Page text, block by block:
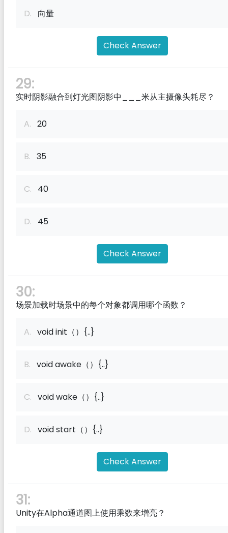
D. 向量
Check Answer
29:
实时阴影融合到灯光图阴影中___米从主摄像头耗尽？
A. 20
B. 35
C. 40
D. 45
Check Answer
30:
场景加载时场景中的每个对象都调用哪个函数？
A. void init（）{..}
B. void awake（）{..}
C. void wake（）{..}
D. void start（）{..}
Check Answer
31:
Unity在Alpha通道图上使用乘数来增亮？